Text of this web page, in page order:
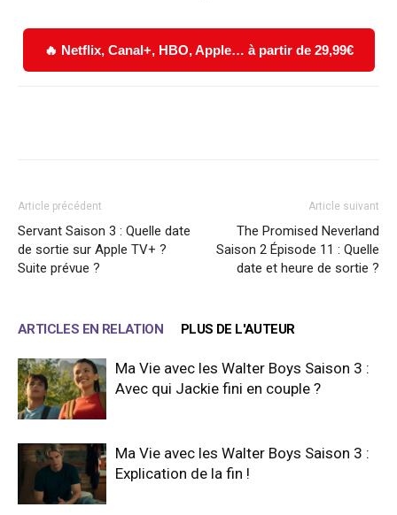
🔥 Netflix, Canal+, HBO, Apple… à partir de 29,99€
Article précédent
Servant Saison 3 : Quelle date
de sortie sur Apple TV+ ?
Suite prévue ?
Article suivant
The Promised Neverland
Saison 2 Épisode 11 : Quelle
date et heure de sortie ?
ARTICLES EN RELATION PLUS DE L'AUTEUR
Ma Vie avec les Walter Boys Saison 3 :
Avec qui Jackie fini en couple ?
Ma Vie avec les Walter Boys Saison 3 :
Explication de la fin !